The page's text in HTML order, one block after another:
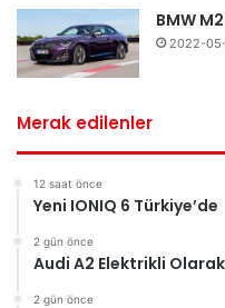
BMW
2022-
Merak edilenler
12 saat önce
Yeni IONIQ 6 Türkiye’de
2 gün önce
Audi A2 Elektrikli
2 gün önce